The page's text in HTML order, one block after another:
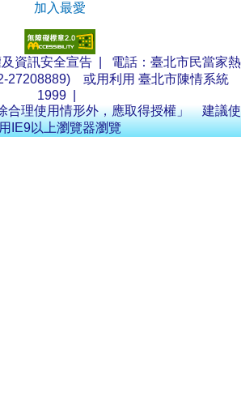
加入最愛
資訊安全宣告 | 電話：臺北市民當家熱
27208889) 或用利用 臺北市陳情系統
1999
合理使用情形外，應取得授權」 建議使
IE9以上瀏覽器瀏覽